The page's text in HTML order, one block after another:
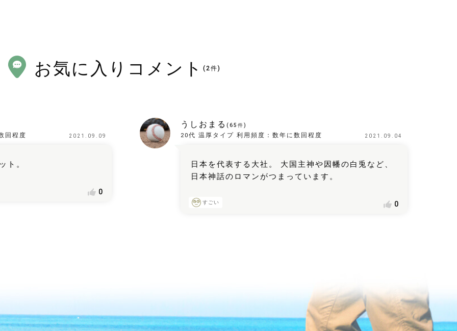
お気に入りコメント (2件)
回程度 2021.09.09
ト。
0
うしおまる (65 件)
20代 温厚タイプ 利用頻度： 数年に数回程度 2021.09.04
日本を代表する大社。 大国主神や因幡の白兎など、
日本神話のロマンがつまっています。
すごい 0